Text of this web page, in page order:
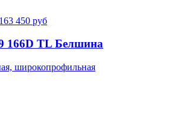
163 450 руб
166D TL Белшина
широкопрофильная